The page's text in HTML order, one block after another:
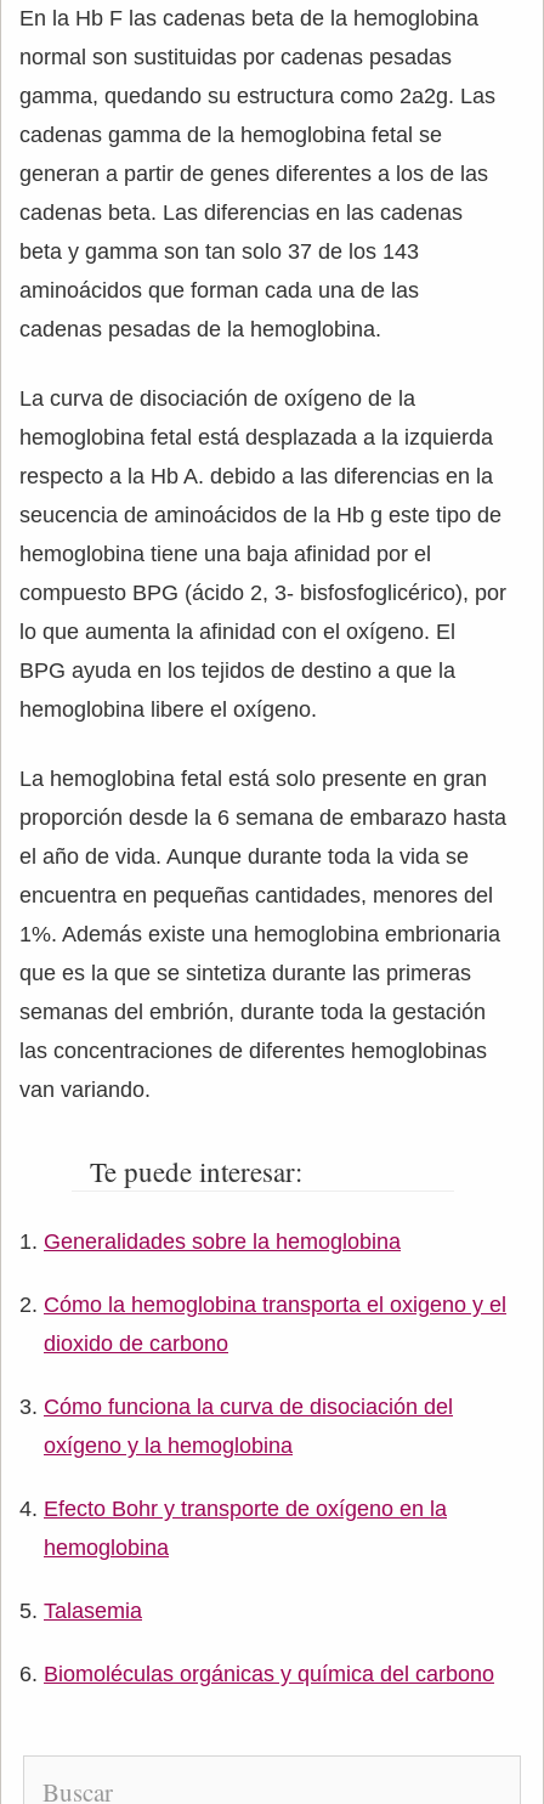
En la Hb F las cadenas beta de la hemoglobina
normal son sustituidas por cadenas pesadas
gamma, quedando su estructura como 2a2g. Las
cadenas gamma de la hemoglobina fetal se
generan a partir de genes diferentes a los de las
cadenas beta. Las diferencias en las cadenas
beta y gamma son tan solo 37 de los 143
aminoácidos que forman cada una de las
cadenas pesadas de la hemoglobina.
La curva de disociación de oxígeno de la
hemoglobina fetal está desplazada a la izquierda
respecto a la Hb A. debido a las diferencias en la
seucencia de aminoácidos de la Hb g este tipo de
hemoglobina tiene una baja afinidad por el
compuesto BPG (ácido 2, 3- bisfosfoglicérico), por
lo que aumenta la afinidad con el oxígeno. El
BPG ayuda en los tejidos de destino a que la
hemoglobina libere el oxígeno.
La hemoglobina fetal está solo presente en gran
proporción desde la 6 semana de embarazo hasta
el año de vida. Aunque durante toda la vida se
encuentra en pequeñas cantidades, menores del
1%. Además existe una hemoglobina embrionaria
que es la que se sintetiza durante las primeras
semanas del embrión, durante toda la gestación
las concentraciones de diferentes hemoglobinas
van variando.
Te puede interesar:
Generalidades sobre la hemoglobina
Cómo la hemoglobina transporta el oxigeno y el
dioxido de carbono
Cómo funciona la curva de disociación del
oxígeno y la hemoglobina
Efecto Bohr y transporte de oxígeno en la
hemoglobina
Talasemia
Biomoléculas orgánicas y química del carbono
Buscar